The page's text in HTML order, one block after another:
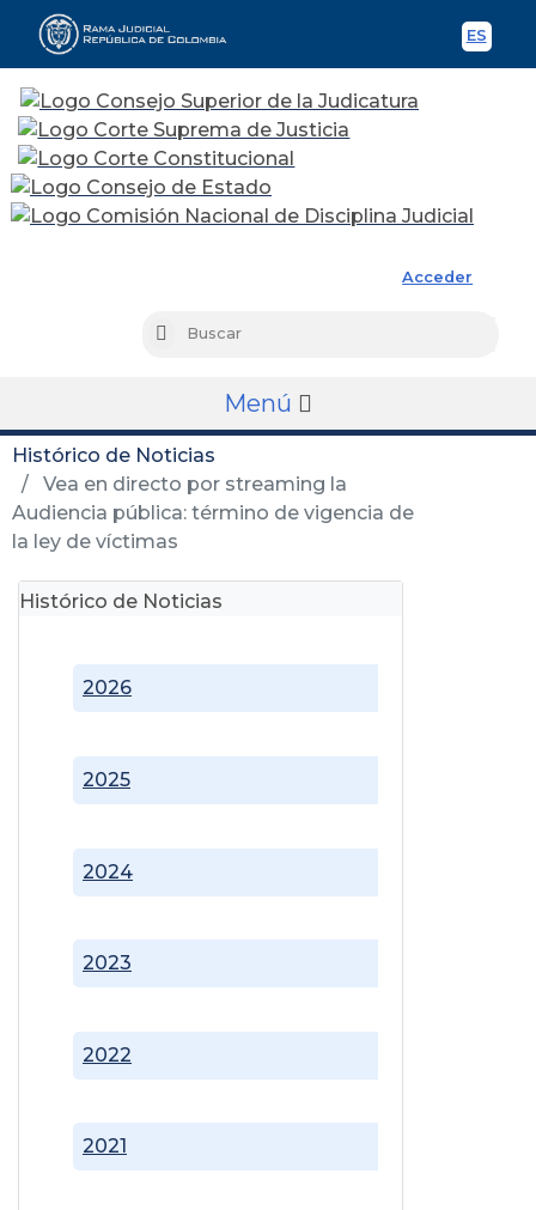
ES
Acceder
Buscar
Menú
Histórico de Noticias
Vea en directo por streaming la
Audiencia pública: término de vigencia de
la ley de víctimas
Histórico de Noticias
2021
2022
2023
2024
2025
2026